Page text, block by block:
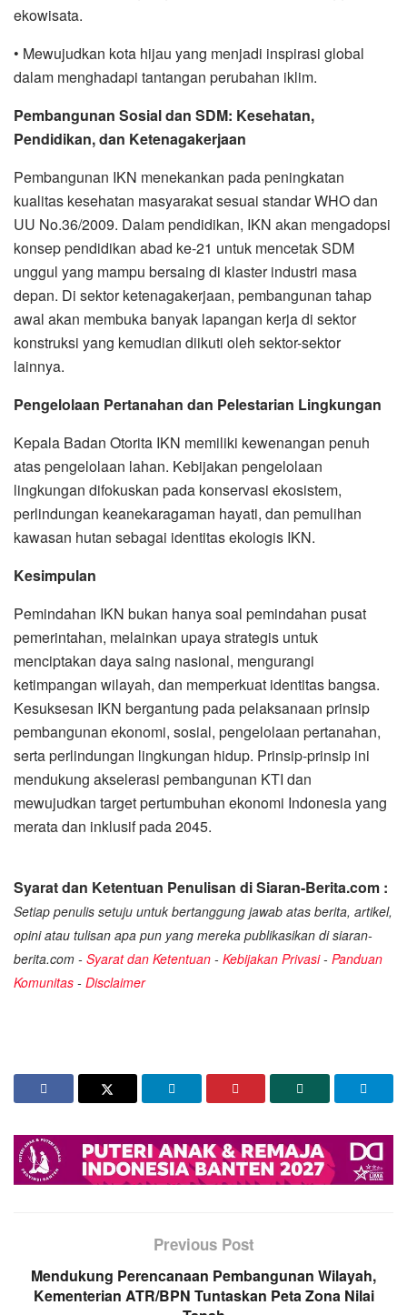
ekowisata.
• Mewujudkan kota hijau yang menjadi inspirasi global
dalam menghadapi tantangan perubahan iklim.
Pembangunan Sosial dan SDM: Kesehatan,
Pendidikan, dan Ketenagakerjaan
Pembangunan IKN menekankan pada peningkatan
kualitas kesehatan masyarakat sesuai standar WHO dan
UU No.36/2009. Dalam pendidikan, IKN akan mengadopsi
konsep pendidikan abad ke-21 untuk mencetak SDM
unggul yang mampu bersaing di klaster industri masa
depan. Di sektor ketenagakerjaan, pembangunan tahap
awal akan membuka banyak lapangan kerja di sektor
konstruksi yang kemudian diikuti oleh sektor-sektor
lainnya.
Pengelolaan Pertanahan dan Pelestarian Lingkungan
Kepala Badan Otorita IKN memiliki kewenangan penuh
atas pengelolaan lahan. Kebijakan pengelolaan
lingkungan difokuskan pada konservasi ekosistem,
perlindungan keanekaragaman hayati, dan pemulihan
kawasan hutan sebagai identitas ekologis IKN.
Kesimpulan
Pemindahan IKN bukan hanya soal pemindahan pusat
pemerintahan, melainkan upaya strategis untuk
menciptakan daya saing nasional, mengurangi
ketimpangan wilayah, dan memperkuat identitas bangsa.
Kesuksesan IKN bergantung pada pelaksanaan prinsip
pembangunan ekonomi, sosial, pengelolaan pertanahan,
serta perlindungan lingkungan hidup. Prinsip-prinsip ini
mendukung akselerasi pembangunan KTI dan
mewujudkan target pertumbuhan ekonomi Indonesia yang
merata dan inklusif pada 2045.
Syarat dan Ketentuan Penulisan di Siaran-Berita.com :
Setiap penulis setuju untuk bertanggung jawab atas berita, artikel,
opini atau tulisan apa pun yang mereka publikasikan di siaran-
berita.com - Syarat dan Ketentuan - Kebijakan Privasi- Panduan
Komunitas - Disclaimer
Previous Post
Mendukung Perencanaan Pembangunan Wilayah,
Kementerian ATR/BPN Tuntaskan Peta Zona Nilai